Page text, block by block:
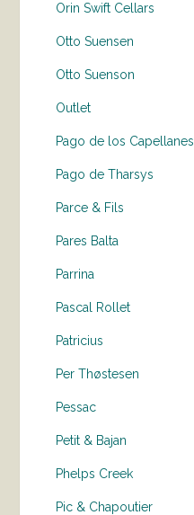
Orin Swift Cellars
Otto Suensen
Otto Suenson
Outlet
Pago de los Capellanes
Pago de Tharsys
Parce & Fils
Pares Balta
Parrina
Pascal Rollet
Patricius
Per Thøstesen
Pessac
Petit & Bajan
Phelps Creek
Pic & Chapoutier